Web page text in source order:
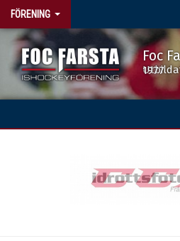
FÖRENING
Foc
Utbildat ishockeyspelare sedan 1977
BÖRJA SPELA HOCKEY